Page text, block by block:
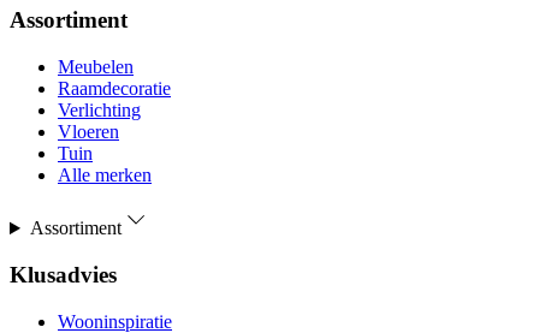
Assortiment
Meubelen
Raamdecoratie
Verlichting
Vloeren
Tuin
Alle merken
Assortiment
Klusadvies
Wooninspiratie